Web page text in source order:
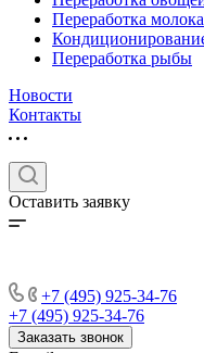
Переработка молока
Переработка рыбы
Новости
Контакты
Оставить заявку
+7 (495) 925-34-76
+7 (495) 925-34-76
Заказать звонок